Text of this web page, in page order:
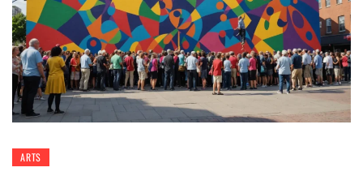
ARTS